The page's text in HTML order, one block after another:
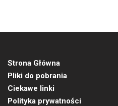
Strona Główna
Pliki do pobrania
Ciekawe linki
Polityka prywatności